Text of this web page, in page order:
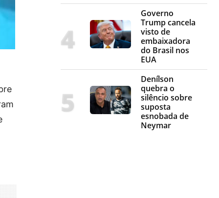
Governo
Trump cancela
visto de
embaixadora
do Brasil nos
EUA
Denílson
quebra o
silêncio sobre
suposta
esnobada de
Neymar